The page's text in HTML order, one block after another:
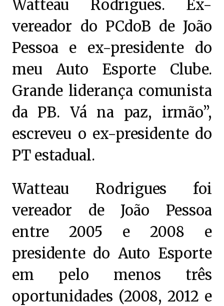
Watteau Rodrigues. Ex-
vereador do PCdoB de João
Pessoa e ex-presidente do
meu Auto Esporte Clube.
Grande liderança comunista
da PB. Vá na paz, irmão”,
escreveu o ex-presidente do
PT estadual.
Watteau Rodrigues foi
vereador de João Pessoa
entre 2005 e 2008 e
presidente do Auto Esporte
em pelo menos três
oportunidades (2008, 2012 e